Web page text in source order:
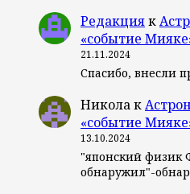
Редакцияк
«событие
21.11.2024
Спасибо, внесли
Николак
«событие
13.10.2024
"японский физик
обнаружил"-